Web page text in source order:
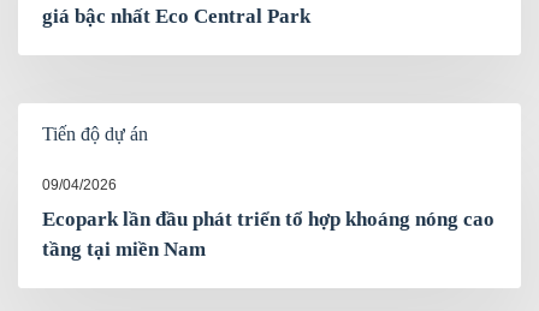
giá bậc nhất Eco Central Park
Tiến độ dự án
09/04/2026
Ecopark lần đầu phát triển tổ hợp khoáng nóng cao
tầng tại miền Nam